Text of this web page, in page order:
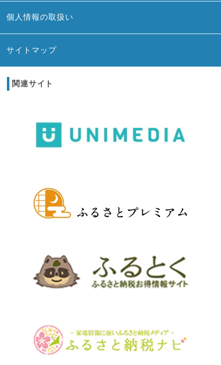
個人情報の取扱い
サイトマップ
関連サイト